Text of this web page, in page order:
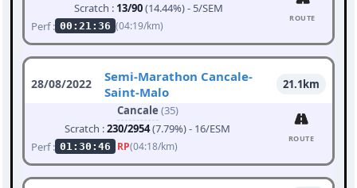
Scratch : 13/90(14.44%) - 5/SEM
Perf : 00:21:36 (04:19/km)
ROUTE
28/08/2022
Semi-Marathon Cancale-
Saint-Malo
21.1km
Cancale (35)
Scratch :230/2954(7.79%) - 16/ESM
Perf : 01:30:46 RP(04:18/km)
ROUTE